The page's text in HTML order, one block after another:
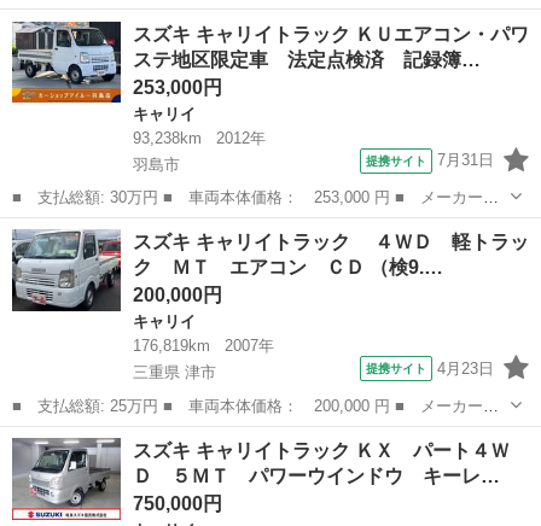
ー名： スズキ ■ 車種名： キャリイトラック ■ グレード名：
ＫＣ ★届出済未使用車 ☆衝突被害軽減システム ★４ＷＤ車 ★
車線逸脱...
岐阜 大垣市 キャリイ
スズキ キャリイトラック ＫＵエアコン・パワ
ステ地区限定車 法定点検済 記録簿…
253,000円
キャリイ
93,238km
2012年
羽島市
提携サイト 7月31日
■ 支払総額: 30万円 ■ 車両本体価格： 253,000 円 ■ メーカー
名： スズキ ■ 車種名： キャリイトラック ■ グレード名： Ｋ
Ｕエアコン・パワステ地区限定車 法定点検済 記録簿 保証付 三
方開 あおりチェ...
岐阜 羽島市 キャリイ
スズキ キャリイトラック ４ＷＤ 軽トラッ
ク ＭＴ エアコン ＣＤ （検9.…
200,000円
キャリイ
176,819km
2007年
三重県 津市
提携サイト 4月23日
■ 支払総額: 25万円 ■ 車両本体価格： 200,000 円 ■ メーカー
名： スズキ ■ 車種名： キャリイトラック ■ グレード名：
４ＷＤ 軽トラック ＭＴ エアコン ＣＤ ■ 排気量： 660cc ■
ドア枚...
三重 津市 キャリイ
スズキ キャリイトラック ＫＸ パート４Ｗ
Ｄ ５ＭＴ パワーウインドウ キーレ…
750,000円